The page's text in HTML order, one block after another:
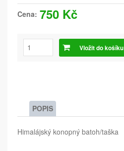
Cena: 750 Kč
Vložit do košíku
POPIS
Himalájský konopný batoh/taška